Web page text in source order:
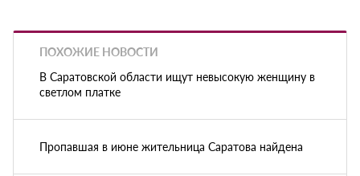
ПОХОЖИЕ НОВОСТИ
В Саратовской области ищут невысокую женщину в
светлом платке
Пропавшая в июне жительница Саратова найдена